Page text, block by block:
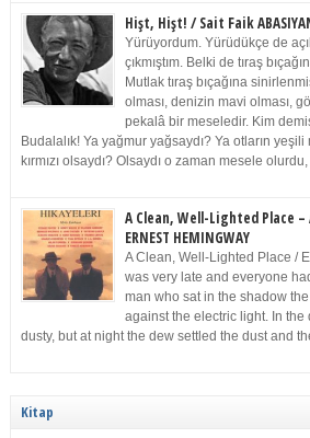
Hişt, Hişt! / Sait Faik
Yürüyordum. Yürüdükçe de
çıkmıştım. Belki de tıraş
Mutlak tıraş bıçağına
olması, denizin mavi olması,
pekalâ bir meseledir. Kim
Budalalık! Ya yağmur yağsaydı? Ya otların
kırmızı olsaydı? Olsaydı o zaman mesele
A Clean, Well-Lighted Place –
ERNEST HEMINGWAY
A Clean, Well-Lighted Place /
was very late and everyone
man who sat in the shadow
against the electric light. In the
dusty, but at night the dew settled the dust and
Kitap